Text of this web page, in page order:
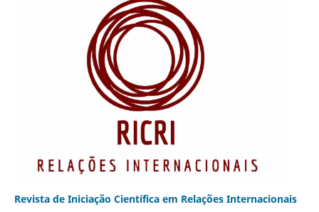
Revista de Iniciação Científica em Relações Internacionais